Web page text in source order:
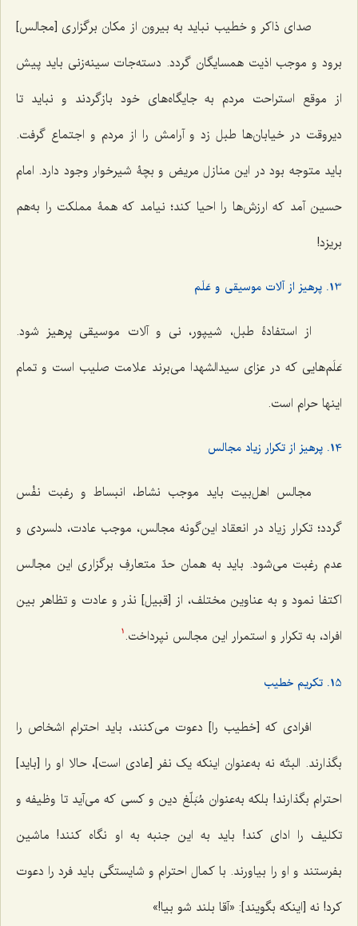
صدای ذاکر و خطیب نباید به بیرون از مکان برگزاری [مجالس]
برود و موجب اذیت همسایگان گردد. دسته‌جات سینه‌زنی باید پیش
از موقع استراحت مردم به جایگاه‌های خود بازگردند و نباید تا
دیروقت در خیابان‌ها طبل زد و آرامش را از مردم و اجتماع گرفت.
باید متوجه بود در این منازل مریض و بچۀ شیرخوار وجود دارد. امام
حسین آمد که ارزش‌ها را احیا کند؛ نیامد که همۀ مملکت را به‌هم
بریزد!
13. پرهیز از آلات موسیقی و عَلَم
از استفادۀ طبل، شیپور، نی و آلات موسیقی پرهیز شود.
عَلَم‌هایی که در عزای سیدالشهدا می‌برند علامت صلیب است و تمام
اینها حرام است.
14. پرهیز از تکرار زیاد مجالس
مجالس اهل‌بیت باید موجب نشاط، انبساط و رغبت نفْس
گردد؛ تکرار زیاد در انعقاد این‌گونه مجالس، موجب عادت، دلسردی و
عدم رغبت می‌شود. باید به همان حدّ متعارفِ برگزاری این مجالس
اکتفا نمود و به عناوین مختلف، از [قبیل] نذر و عادت و تظاهر بین
افراد، به تکرار و استمرار این مجالس نپرداخت. 1
15. تکریم خطیب
افرادی که [خطیب را] دعوت می‌کنند، باید احترام اشخاص را
بگذارند. البتّه نه به‌عنوان اینکه یک نفر [عادی است]، حالا او را [باید]
احترام بگذارند! بلکه به‌عنوان مُبَلّغ دین و کسی که می‌آید تا وظیفه و
تکلیف را ادای کند! باید به این جنبه به او نگاه کنند! ماشین
بفرستند و او را بیاورند. با کمال احترام و شایستگی باید فرد را دعوت
کرد! نه [اینکه بگویند]: «آقا بلند شو بیا!»